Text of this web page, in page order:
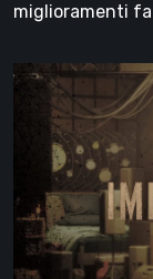
miglioramenti
Impermanence:
costruire
santuario
nel
teatro
dei